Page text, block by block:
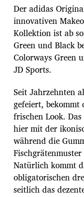
Der adidas
innovativen
Kollektion ist ab
Green und Black
Colorways Green
JD Sports.
Seit Jahrzehnten
gefeiert, bekommt
frischen Look.
hier mit der
während die
Natürlich kommt
obligatorischen
seitlich das